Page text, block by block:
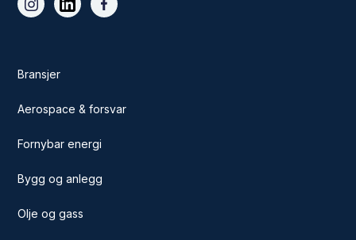
Bransjer
Aerospace & forsvar
Fornybar energi
Bygg og anlegg
Olje og gass